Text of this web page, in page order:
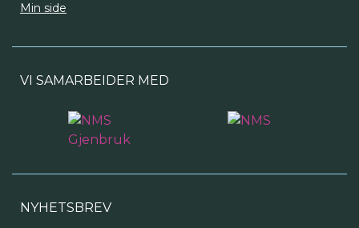
Min side
VI SAMARBEIDER MED
NYHETSBREV